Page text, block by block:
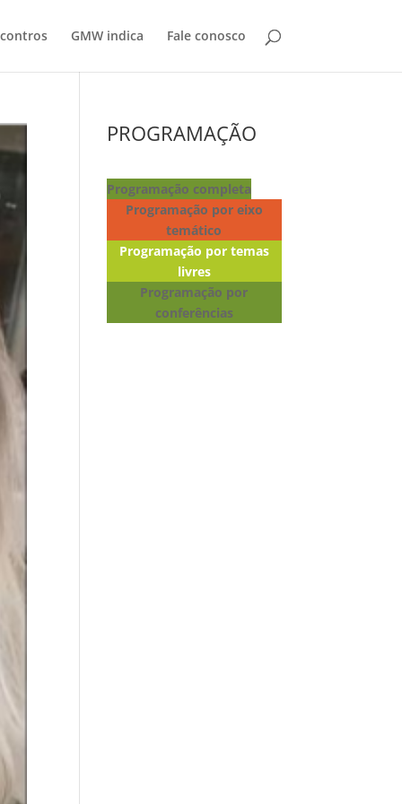
GMW indica Fale conosco
PROGRAMAÇÃO
Programação completa
Programação por eixo
temático
Programação por temas
livres
Programação por
conferências